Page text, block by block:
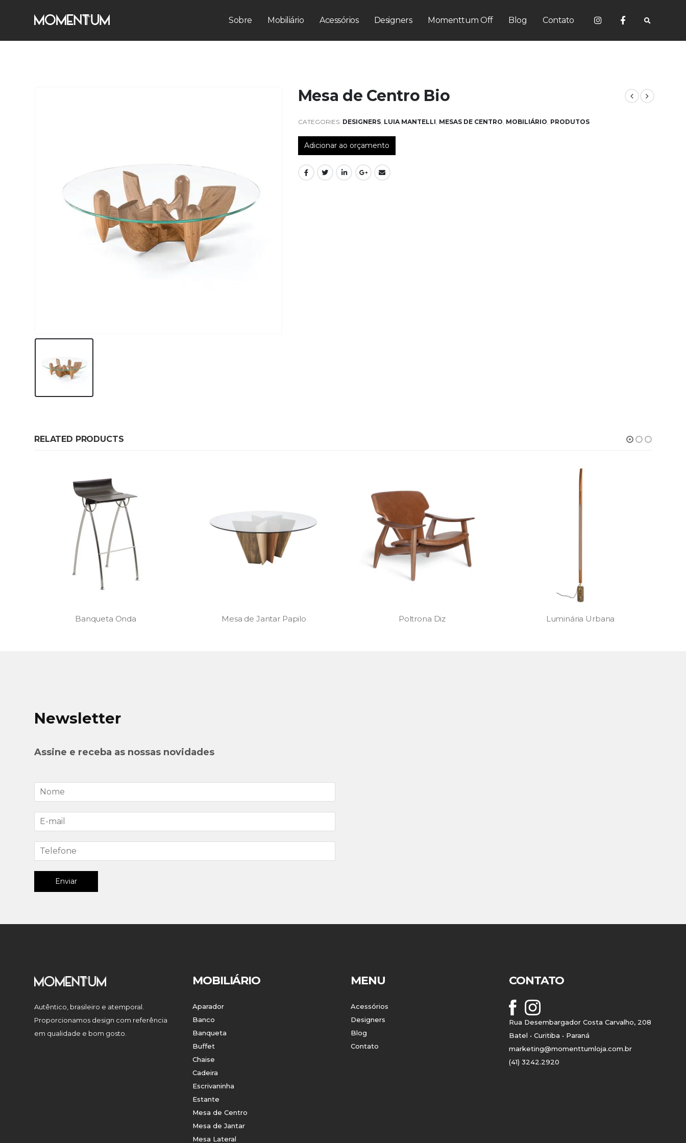
Sobre Mobiliário Acessórios Designers Momenttum Off Blog Contato
Mesa de Centro Bio
CATEGORIES: DESIGNERS, LUIA MANTELLI, MESAS DE CENTRO, MOBILIÁRIO, PRODUTOS
Adicionar ao orçamento
RELATED PRODUCTS
Mesa de Jantar Papilo Poltrona Diz Luminária Urbana Cadeira Toá
Newsletter
Assine e receba as nossas novidades
Enviar
Autêntico, brasileiro e atemporal.
Proporcionamos design com referência
em qualidade e bom gosto.
MOBILIÁRIO
Aparador
Banco
Banqueta
Buffet
Chaise
Cadeira
Escrivaninha
Estante
Mesa de Centro
Mesa de Jantar
Mesa Lateral
MENU
Acessórios
Designers
Blog
Contato
CONTATO
Rua Desembargador Costa Carvalho, 208
Batel • Curitiba • Paraná
marketing@momenttumloja.com.br
(41) 3242.2920